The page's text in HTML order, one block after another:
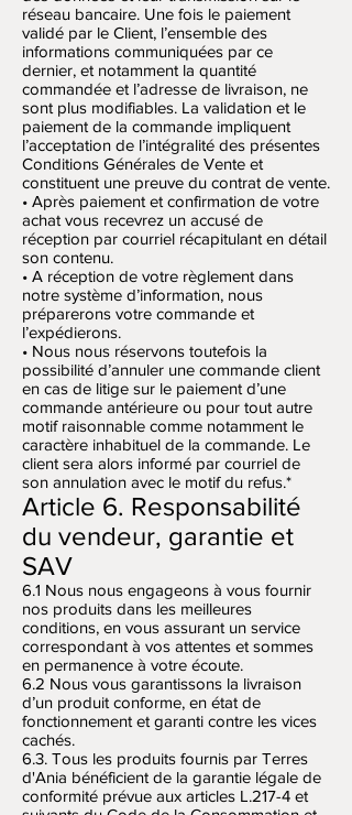
réseau bancaire. Une fois le paiement
validé par le Client, l’ensemble des
informations communiquées par ce
dernier, et notamment la quantité
commandée et l’adresse de livraison, ne
sont plus modifiables. La validation et le
paiement de la commande impliquent
l’acceptation de l’intégralité des présentes
Conditions Générales de Vente et
constituent une preuve du contrat de vente.
• Après paiement et confirmation de votre
achat vous recevrez un accusé de
réception par courriel récapitulant en détail
son contenu.
• A réception de votre règlement dans
notre système d’information, nous
préparerons votre commande et
l’expédierons.
• Nous nous réservons toutefois la
possibilité d’annuler une commande client
en cas de litige sur le paiement d’une
commande antérieure ou pour tout autre
motif raisonnable comme notamment le
caractère inhabituel de la commande. Le
client sera alors informé par courriel de
son annulation avec le motif du refus.*
Article 6. Responsabilité
du vendeur, garantie et
SAV
6.1 Nous nous engageons à vous fournir
nos produits dans les meilleures
conditions, en vous assurant un service
correspondant à vos attentes et sommes
en permanence à votre écoute.
6.2 Nous vous garantissons la livraison
d’un produit conforme, en état de
fonctionnement et garanti contre les vices
cachés.
6.3. Tous les produits fournis par Terres
d'Ania bénéficient de la garantie légale de
conformité prévue aux articles L.217-4 et